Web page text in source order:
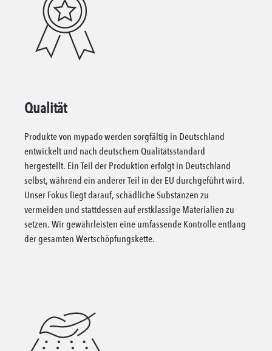
Qualität
Produkte von mypado werden sorgfältig in Deutschland
entwickelt und nach deutschem Qualitätsstandard
hergestellt. Ein Teil der Produktion erfolgt in Deutschland
selbst, während ein anderer Teil in der EU durchgeführt wird.
Unser Fokus liegt darauf, schädliche Substanzen zu
vermeiden und stattdessen auf erstklassige Materialien zu
setzen. Wir gewährleisten eine umfassende Kontrolle entlang
der gesamten Wertschöpfungskette.